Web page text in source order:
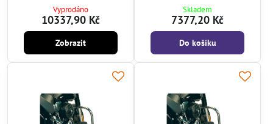
Vyprodáno
10337,90 Kč
Zobrazit
Skladem
7377,20 Kč
Do košíku